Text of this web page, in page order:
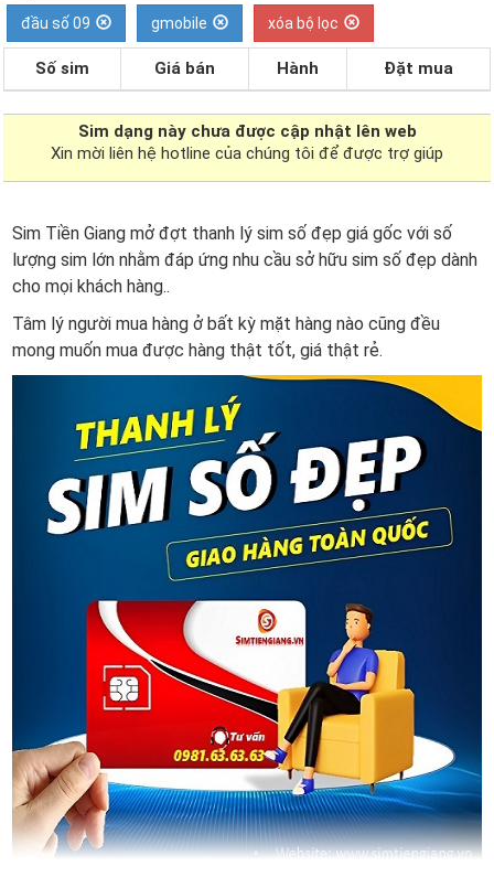
đầu số 09 gmobile xóa bộ lọc
Số sim Giá bán Hành Đặt mua
Sim dạng này chưa được cập nhật lên web
Xin mời liên hệ hotline của chúng tôi để được trợ giúp
Sim Tiền Giang mở đợt thanh lý sim số đẹp giá gốc với số
lượng sim lớn nhằm đáp ứng nhu cầu sở hữu sim số đẹp dành
cho mọi khách hàng..
Tâm lý người mua hàng ở bất kỳ mặt hàng nào cũng đều
mong muốn mua được hàng thật tốt, giá thật rẻ.